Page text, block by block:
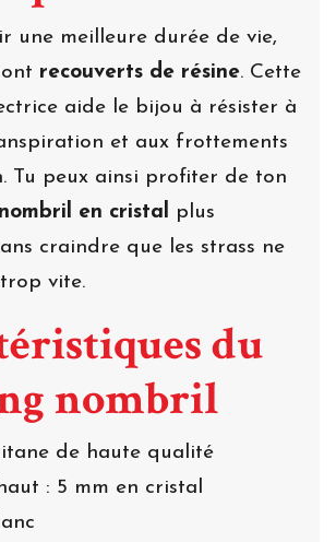
une meilleure durée de vie,
recouverts de résine. Cette
aide le bijou à résister à
et aux frottements
Tu peux ainsi profiter de ton
en cristal
plus
craindre que les strass ne
vite.
du
nombril
de haute qualité
: 5 mm en cristal